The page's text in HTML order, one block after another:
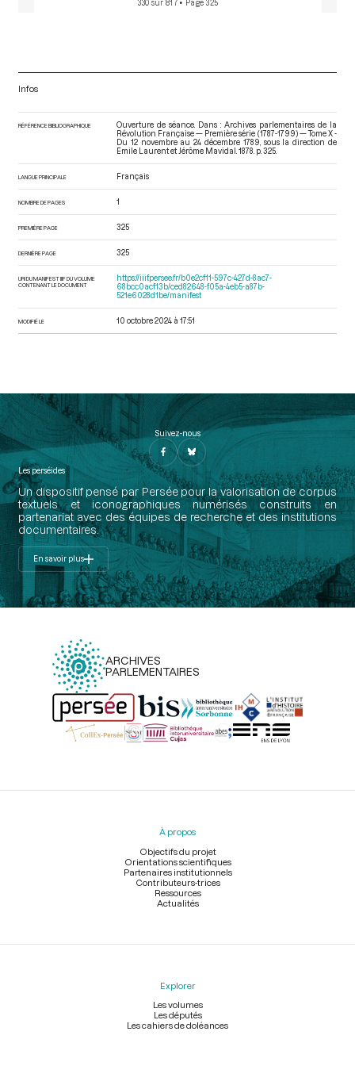
330 sur 817 • Page 325
Infos
RÉFÉRENCE BIBLIOGRAPHIQUE
Ouverture de séance. Dans : Archives parlementaires de la
Révolution Française — Première série (1787-1799) — Tome X -
Du 12 novembre au 24 décembre 1789 , sous la direction de
Emile Laurent et Jérôme Mavidal. 1878. p. 325.
LANGUE PRINCIPALE Français
NOMBRE DE PAGES 1
PREMIÈRE PAGE 325
DERNIÈRE PAGE 325
URI DU MANIFEST IIIF DU VOLUME
CONTENANT LE DOCUMENT
https://iiif.persee.fr/b0e2cf11-597c-427d-8ac7-
68bcc0acf13b/ced82648-f05a-4eb5-a87b-
521e6028d1be/manifest
MODIFIÉ LE 10 octobre 2024 à 17:51
Suivez-nous
Les perséides
Un dispositif pensé par Persée pour la valorisation de corpus
textuels et iconographiques numérisés construits en
partenariat avec des équipes de recherche et des institutions
documentaires.
En savoir plus
ARCHIVES
PARLEMENTAIRES
Menu
À propos
Objectifs du projet
Orientations scientifiques
Partenaires institutionnels
Contributeurs-trices
Ressources
Actualités
Explorer
Les volumes
Les députés
Les cahiers de doléances